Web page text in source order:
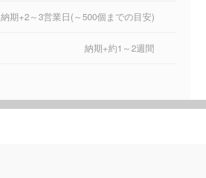
納期+2～3営業日(～500個までの目安)
納期+約1～2週間